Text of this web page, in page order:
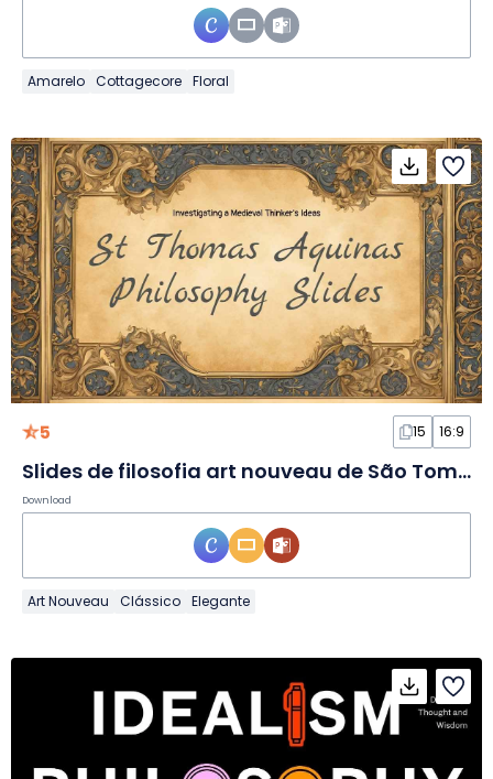
Amarelo Cottagecore Floral
5 15 16:9
Slides de filosofia art nouveau de São Tomás de Aquino
Download
Art Nouveau Clássico Elegante